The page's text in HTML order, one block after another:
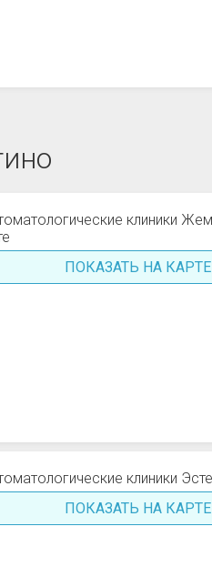
ПОКАЗАТЬ НА КАРТЕ
ПОКАЗАТЬ НА КАРТЕ